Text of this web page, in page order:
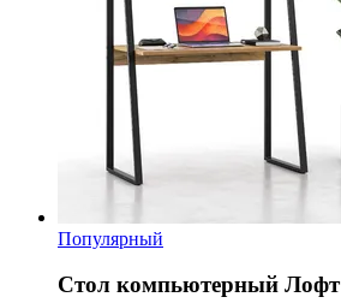
Популярный
Стол компьютерный Лофт